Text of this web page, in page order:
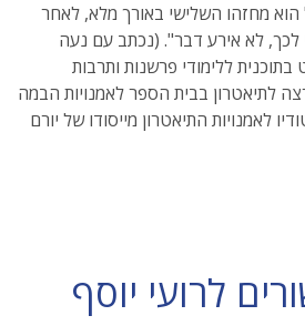
הוא מחזהו השלישי באורך מלא, לאחר
לכך, לא אירע דבר". (נכתב עם נעה
ללימודי פרשנות ותרבות
לתיאטרון בבית הספר לאמנויות הבמה
לאמנויות התיאטרון מייסודו של יורם
לרועי יוסף